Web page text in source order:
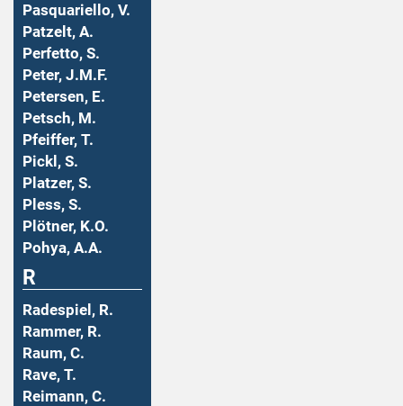
Pasquariello, V.
Patzelt, A.
Perfetto, S.
Peter, J.M.F.
Petersen, E.
Petsch, M.
Pfeiffer, T.
Pickl, S.
Platzer, S.
Pless, S.
Plötner, K.O.
Pohya, A.A.
R
Radespiel, R.
Rammer, R.
Raum, C.
Rave, T.
Reimann, C.